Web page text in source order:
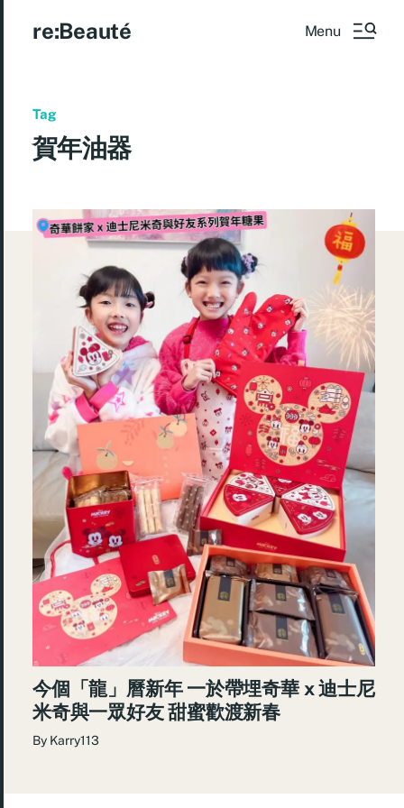
re:Beauté Menu
Tag
賀年油器
今個「龍」曆新年 一於帶埋奇華 x 迪士尼
米奇與一眾好友 甜蜜歡渡新春
By Karry113